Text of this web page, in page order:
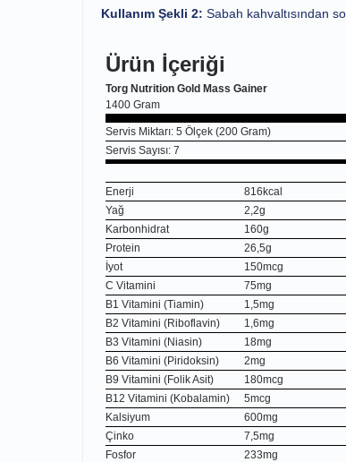
Kullanım Şekli 2: Sabah kahvaltısından
Ürün İçeriği
Torg Nutrition Gold Mass Gainer
1400 Gram
Servis Miktarı: 5 Ölçek (200 Gram)
Servis Sayısı: 7
Enerji
816kcal
Yağ
2,2g
Karbonhidrat
160g
Protein
26,5g
İyot
150mcg
C Vitamini
75mg
B1 Vitamini (Tiamin)
1,5mg
B2 Vitamini (Riboflavin)
1,6mg
B3 Vitamini (Niasin)
18mg
B6 Vitamini (Piridoksin)
2mg
B9 Vitamini (Folik Asit)
180mcg
B12 Vitamini (Kobalamin)
5mcg
Kalsiyum
600mg
Çinko
7,5mg
Fosfor
233mg